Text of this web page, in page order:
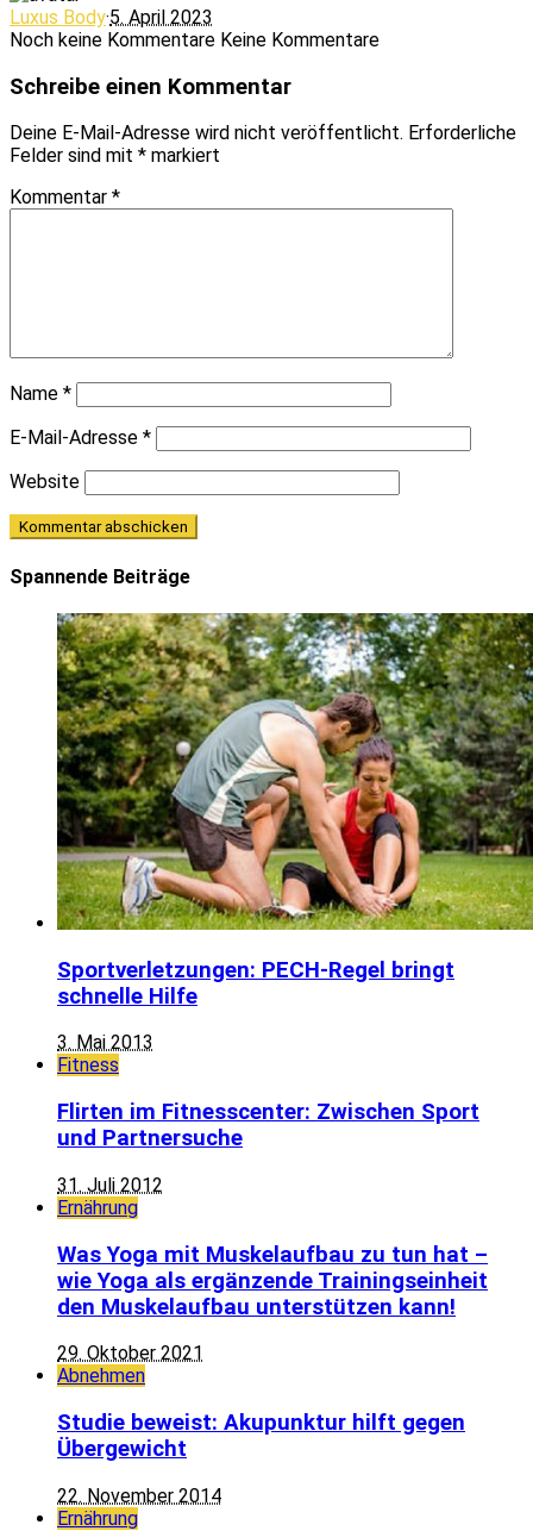
Luxus Body·5. April 2023
Noch keine Kommentare Keine Kommentare
Schreibe einen Kommentar
Deine E-Mail-Adresse wird nicht veröffentlicht. Erforderliche
Felder sind mit * markiert
Kommentar *
Name *
E-Mail-Adresse *
Website
Spannende Beiträge
Sportverletzungen: PECH-Regel bringt
schnelle Hilfe
3. Mai 2013
Fitness
Flirten im Fitnesscenter: Zwischen Sport
und Partnersuche
31. Juli 2012
Ernährung
Was Yoga mit Muskelaufbau zu tun hat –
wie Yoga als ergänzende Trainingseinheit
den Muskelaufbau unterstützen kann!
29. Oktober 2021
Abnehmen
Studie beweist: Akupunktur hilft gegen
Übergewicht
22. November 2014
Ernährung